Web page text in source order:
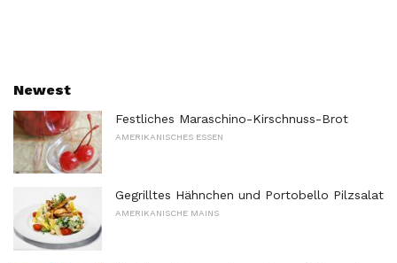
Newest
Festliches Maraschino-Kirschnuss-Brot
AMERIKANISCHES ESSEN
Gegrilltes Hähnchen und Portobello Pilzsalat
AMERIKANISCHE MAINS